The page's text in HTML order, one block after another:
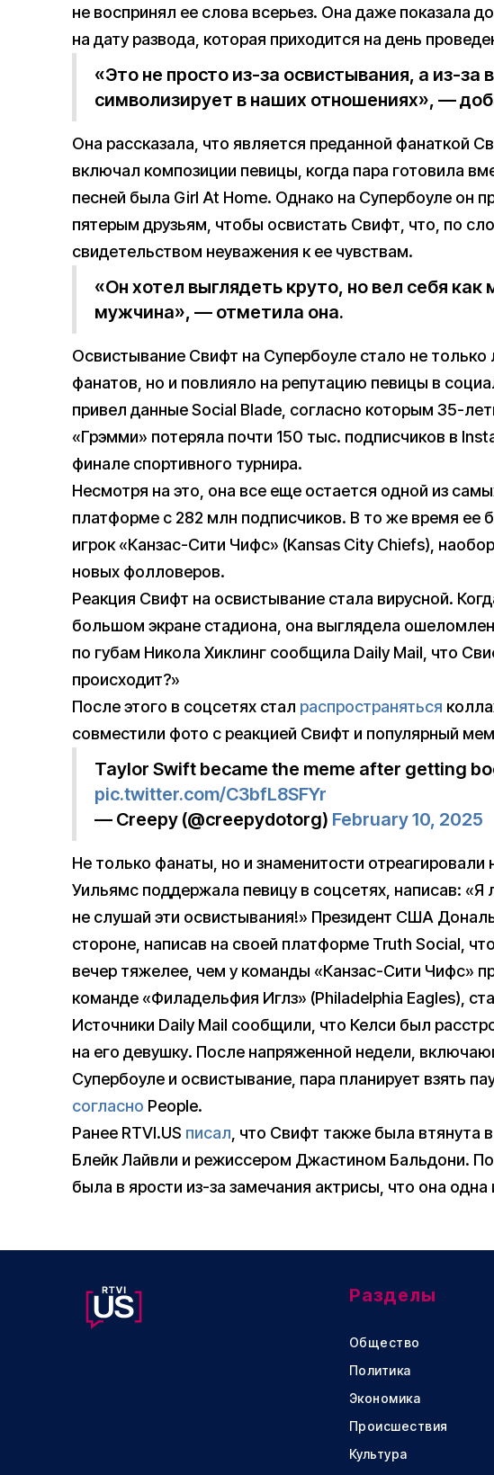
не воспринял ее слова всерьез. Она даже показала
на дату развода, которая приходится на день
«Это не просто из-за освистывания, а из-за
символизирует в наших отношениях», —
Она рассказала, что является преданной фанаткой
включал композиции певицы, когда пара готовила
песней была Girl At Home. Однако на Супербоуле он
пятерым друзьям, чтобы освистать Свифт, что, по
свидетельством неуважения к ее чувствам.
«Он хотел выглядеть круто, но вел себя как
мужчина», — отметила она.
Освистывание Свифт на Супербоуле стало не
фанатов, но и повлияло на репутацию певицы в
привел данные Social Blade, согласно которым 35-
«Грэмми» потеряла почти 150 тыс. подписчиков в
финале спортивного турнира.
Несмотря на это, она все еще остается одной из
платформе с 282 млн подписчиков. В то же время ее
игрок «Канзас-Сити Чифс» (Kansas City Chiefs),
новых фолловеров.
Реакция Свифт на освистывание стала вирусной.
большом экране стадиона, она выглядела
по губам Никола Хиклинг сообщила Daily Mail, что
происходит?»
После этого в соцсетях стал распространяться
совместили фото с реакцией Свифт и популярный
Taylor Swift became the meme after getting
pic.twitter.com/C3bfL8SFYr
— Creepy (@creepydotorg) February 10, 2025
Не только фанаты, но и знаменитости отреагировали
Уильямс поддержала певицу в соцсетях, написав:
не слушай эти освистывания!» Президент США
стороне, написав на своей платформе Truth Social,
вечер тяжелее, чем у команды «Канзас-Сити Чифс»
команде «Филадельфия Иглз» (Philadelphia Eagles),
Источники Daily Mail сообщили, что Келси был
на его девушку. После напряженной недели,
Супербоуле и освистывание, пара планирует взять
согласно People.
Ранее RTVI.US писал, что Свифт также была втянута
Блейк Лайвли и режиссером Джастином Бальдони.
была в ярости из-за замечания актрисы, что она одна
Разделы
Общество
Политика
Экономика
Происшествия
Культура